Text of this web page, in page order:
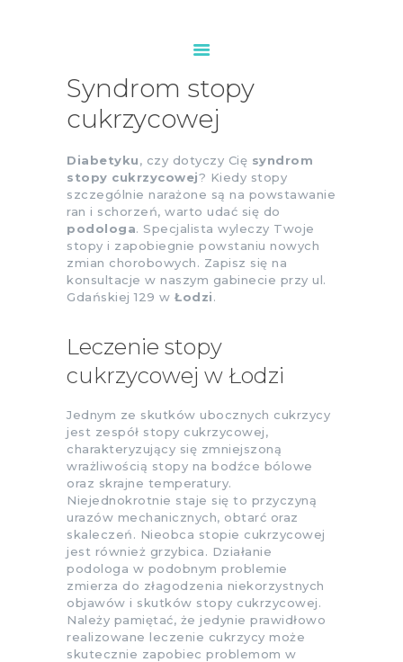
PODOLOG ŁÓDŹ
USŁUGI
CENNIK
KONTAKT
Syndrom stopy
cukrzycowej
Diabetyku, czy dotyczy Cię syndrom
stopy cukrzycowej? Kiedy stopy
szczególnie narażone są na powstawanie
ran i schorzeń, warto udać się do
podologa. Specjalista wyleczy Twoje
stopy i zapobiegnie powstaniu nowych
zmian chorobowych. Zapisz się na
konsultacje w naszym gabinecie przy ul.
Gdańskiej 129 w Łodzi.
Leczenie stopy
cukrzycowej w Łodzi
Jednym ze skutków ubocznych cukrzycy
jest zespół stopy cukrzycowej,
charakteryzujący się zmniejszoną
wrażliwością stopy na bodźce bólowe
oraz skrajne temperatury.
Niejednokrotnie staje się to przyczyną
urazów mechanicznych, obtarć oraz
skaleczeń. Nieobca stopie cukrzycowej
jest również grzybica. Działanie
podologa w podobnym problemie
zmierza do złagodzenia niekorzystnych
objawów i skutków stopy cukrzycowej.
Należy pamiętać, że jedynie prawidłowo
realizowane leczenie cukrzycy może
skutecznie zapobiec problemom w